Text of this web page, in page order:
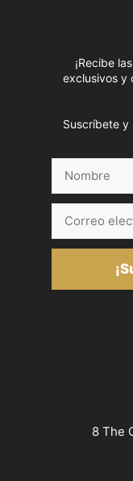
¡Recibe
exclusivos y
Suscríbete y
electrónico
8 The